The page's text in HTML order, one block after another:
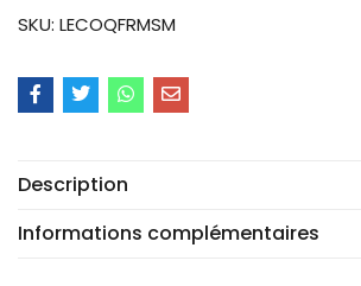
SKU: LECOQFRMSM
Description
Informations complémentaires